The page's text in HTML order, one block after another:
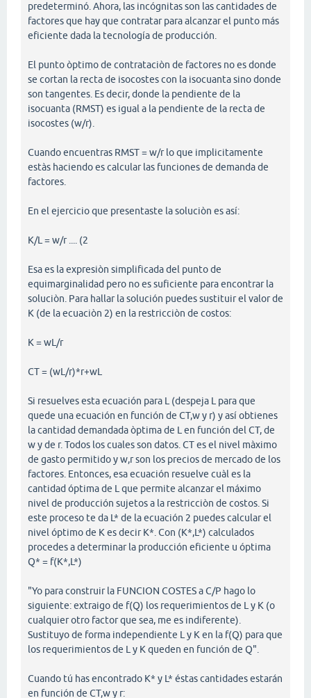
predeterminó. Ahora, las incógnitas son las cantidades de
factores que hay que contratar para alcanzar el punto más
eficiente dada la tecnología de producción.
El punto òptimo de contrataciòn de factores no es donde
se cortan la recta de isocostes con la isocuanta sino donde
son tangentes. Es decir, donde la pendiente de la
isocuanta (RMST) es igual a la pendiente de la recta de
isocostes (w/r).
Cuando encuentras RMST = w/r lo que implicitamente
estàs haciendo es calcular las funciones de demanda de
factores.
En el ejercicio que presentaste la soluciòn es así:
K/L = w/r .... (2
Esa es la expresiòn simplificada del punto de
equimarginalidad pero no es suficiente para encontrar la
soluciòn. Para hallar la solución puedes sustituir el valor de
K (de la ecuaciòn 2) en la restricciòn de costos:
K = wL/r
CT = (wL/r)*r+wL
Si resuelves esta ecuación para L (despeja L para que
quede una ecuación en función de CT,w y r) y así obtienes
la cantidad demandada òptima de L en función del CT, de
w y de r. Todos los cuales son datos. CT es el nivel màximo
de gasto permitido y w,r son los precios de mercado de los
factores. Entonces, esa ecuación resuelve cuàl es la
cantidad óptima de L que permite alcanzar el máximo
nivel de producción sujetos a la restricciòn de costos. Si
este proceso te da L* de la ecuación 2 puedes calcular el
nivel óptimo de K es decir K*. Con (K*,L*) calculados
procedes a determinar la producción eficiente u óptima
Q* = f(K*,L*)
"Yo para construir la FUNCION COSTES a C/P hago lo
siguiente: extraigo de f(Q) los requerimientos de L y K (o
cualquier otro factor que sea, me es indiferente).
Sustituyo de forma independiente L y K en la f(Q) para que
los requerimientos de L y K queden en función de Q".
Cuando tú has encontrado K* y L* éstas cantidades estarán
en función de CT,w y r: